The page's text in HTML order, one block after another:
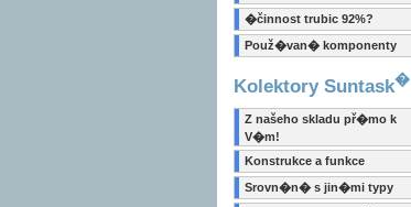
�činnost trubic 92%?
Použ�van� komponenty
Kolektory Suntask�
Z našeho skladu př�mo k
V�m!
Konstrukce a funkce
Srovn�n� s jin�mi typy